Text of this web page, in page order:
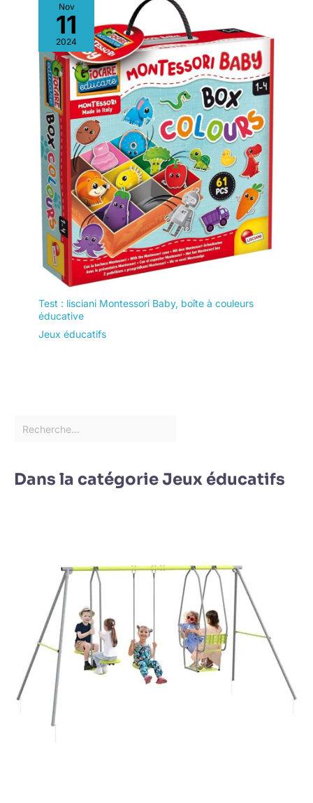
Nov
11
2024
Test : lisciani Montessori Baby, boîte à couleurs
éducative
Jeux éducatifs
Dans la catégorie Jeux éducatifs